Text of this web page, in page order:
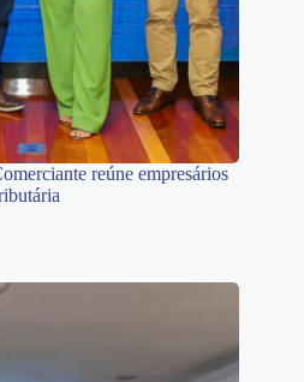
reúne empresários